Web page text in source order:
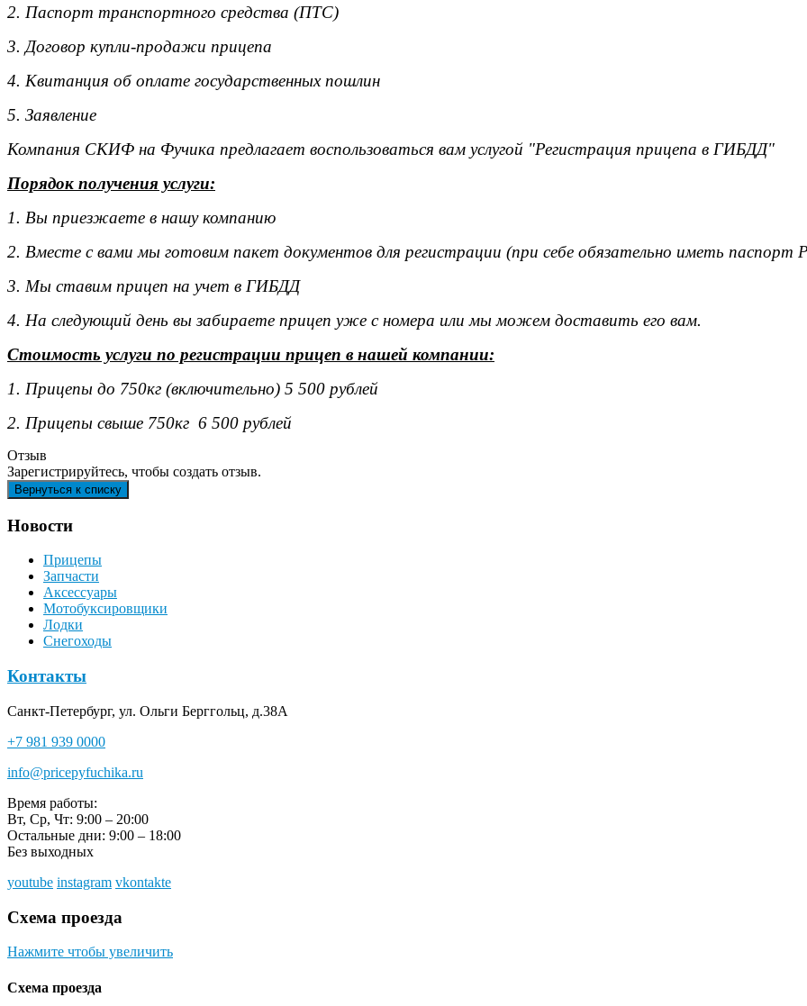
2. Паспорт транспортного средства (ПТС)
3. Договор купли-продажи прицепа
4. Квитанция об оплате государственных пошлин
5. Заявление
Компания СКИФ на Фучика предлагает воспользоваться вам услугой "Регистрация прицепа в ГИБДД"
Порядок получения услуги:
1. Вы приезжаете в нашу компанию
2. Вместе с вами мы готовим пакет документов для регистрации (при себе обязательно иметь паспорт
3. Мы ставим прицеп на учет в ГИБДД
4. На следующий день вы забираете прицеп уже с номера или мы можем доставить его вам.
Стоимость услуги по регистрации прицеп в нашей компании:
1. Прицепы до 750кг (включительно) 5 500 рублей
2. Прицепы свыше 750кг 6 500 рублей
Отзыв
Зарегистрируйтесь, чтобы создать отзыв.
Новости
Прицепы
Запчасти
Аксессуары
Мотобуксировщики
Лодки
Снегоходы
Контакты
Санкт-Петербург, ул. Ольги Берггольц, д.38А
+7 981 939 0000
info@pricepyfuchika.ru
Время работы:
Вт, Ср, Чт: 9:00 – 20:00
Остальные дни: 9:00 – 18:00
Без выходных
youtube instagram vkontakte
Схема проезда
Нажмите чтобы увеличить
Схема проезда